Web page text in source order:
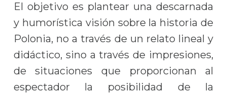
El objetivo es plantear una descarnada
y humorística visión sobre la historia de
Polonia, no a través de un relato lineal y
didáctico, sino a través de impresiones,
de situaciones que proporcionan al
espectador la posibilidad de la